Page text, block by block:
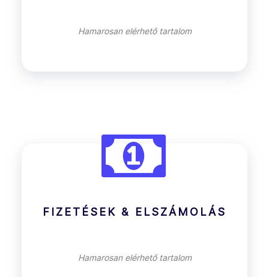
Hamarosan elérhető tartalom
FIZETÉSEK & ELSZÁMOLÁS
Hamarosan elérhető tartalom